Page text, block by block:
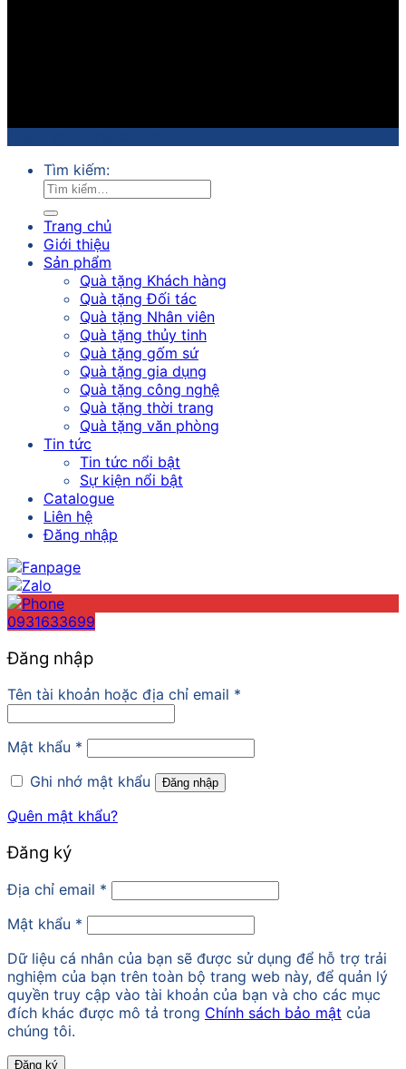
Tìm kiếm:
Trang chủ
Giới thiệu
Sản phẩm
Quà tặng Khách hàng
Quà tặng Đối tác
Quà tặng Nhân viên
Quà tặng thủy tinh
Quà tặng gốm sứ
Quà tặng gia dụng
Quà tặng công nghệ
Quà tặng thời trang
Quà tặng văn phòng
Tin tức
Tin tức nổi bật
Sự kiện nổi bật
Catalogue
Liên hệ
Đăng nhập
0931633699
Đăng nhập
Tên tài khoản hoặc địa chỉ email *
Mật khẩu *
Ghi nhớ mật khẩu
Đăng nhập
Quên mật khẩu?
Đăng ký
Địa chỉ email *
Mật khẩu *
Dữ liệu cá nhân của bạn sẽ được sử dụng để hỗ trợ trải
nghiệm của bạn trên toàn bộ trang web này, để quản lý
quyền truy cập vào tài khoản của bạn và cho các mục
đích khác được mô tả trong Chính sách bảo mật của
chúng tôi.
Đăng ký